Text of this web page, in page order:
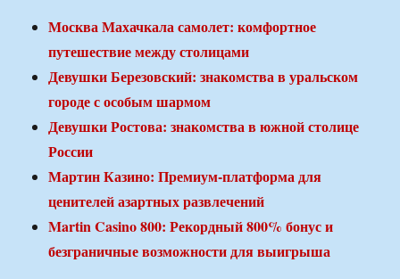
Москва Махачкала самолет: комфортное
путешествие между столицами
Девушки Березовский: знакомства в уральском
городе с особым шармом
Девушки Ростова: знакомства в южной столице
России
Мартин Казино: Премиум-платформа для
ценителей азартных развлечений
Martin Casino 800: Рекордный 800% бонус и
безграничные возможности для выигрыша